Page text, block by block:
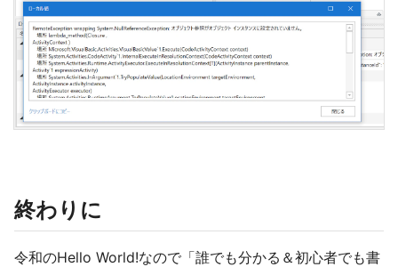
終わりに
令和のHello World!なので「誰でも分かる＆初心者でも書